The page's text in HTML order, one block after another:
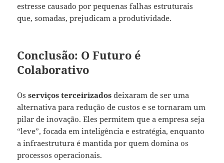
estresse causado por pequenas falhas estruturais
que, somadas, prejudicam a produtividade.
Conclusão: O Futuro é
Colaborativo
Osserviços terceirizados deixaram de ser uma
alternativa para redução de custos e se tornaram um
pilar de inovação. Eles permitem que a empresa seja
“leve”, focada em inteligência e estratégia, enquanto
a infraestrutura é mantida por quem domina os
processos operacionais.